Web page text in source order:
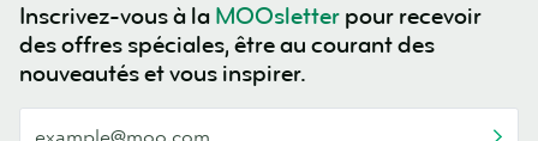
Inscrivez-vous à la MOOsletter pour recevoir
des offres spéciales, être au courant des
nouveautés et vous inspirer.